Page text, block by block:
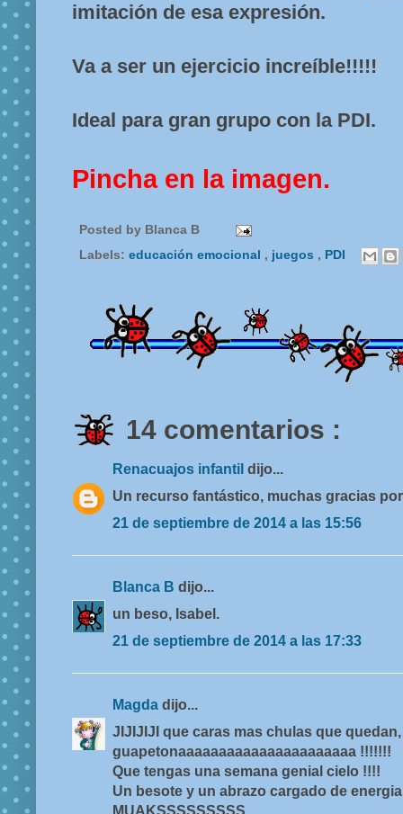
imitación de esa expresión.
Va a ser un ejercicio increíble!!!!!
Ideal para gran grupo con la PDI.
Pincha en la imagen.
Posted by Blanca B
Labels: educación emocional , juegos , PDI
14 comentarios :
Renacuajos infantil dijo...
Un recurso fantástico, muchas gracias
21 de septiembre de 2014 a las 15:56
Blanca B dijo...
un beso, Isabel.
21 de septiembre de 2014 a las 17:33
Magda dijo...
JIJIJIJI que caras mas chulas que
guapetonaaaaaaaaaaaaaaaaaaaaaa !!!!!!!
Que tengas una semana genial cielo !!!!
Un besote y un abrazo cargado de